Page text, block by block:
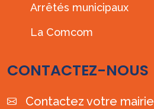
Arrêtés municipaux
La Comcom
CONTACTEZ-NOUS
Contactez votre mairie